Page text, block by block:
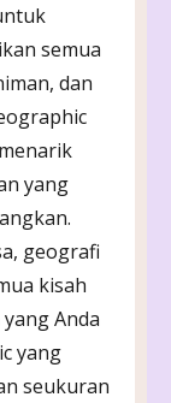
semua
dan
yang
geografi
kisah
Anda
yang
seukuran